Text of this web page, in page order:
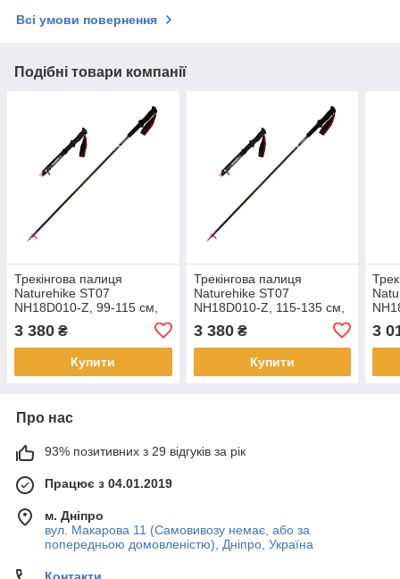
Всі умови повернення
Подібні товари компанії
Трекінгова палиця
Naturehike ST07
NH18D010-Z, 99-115 см,
3 380 ₴
Купити
Трекінгова палиця
Naturehike ST07
NH18D010-Z, 115-135 см,
3 380₴
Купити
3
Про нас
93% позитивних з 29 відгуків за рік
Працює з 04.01.2019
м. Дніпро
вул. Макарова 11 (Самовивозу немає, або за
попередньою домовленістю), Дніпро, Україна